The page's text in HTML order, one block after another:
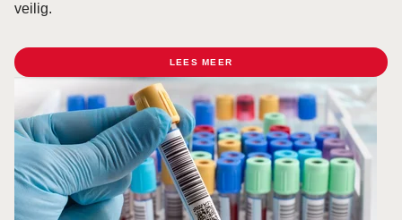
veilig.
LEES MEER